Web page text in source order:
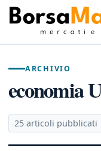
ARCHIVIO
economia
25 articoli pubblicati